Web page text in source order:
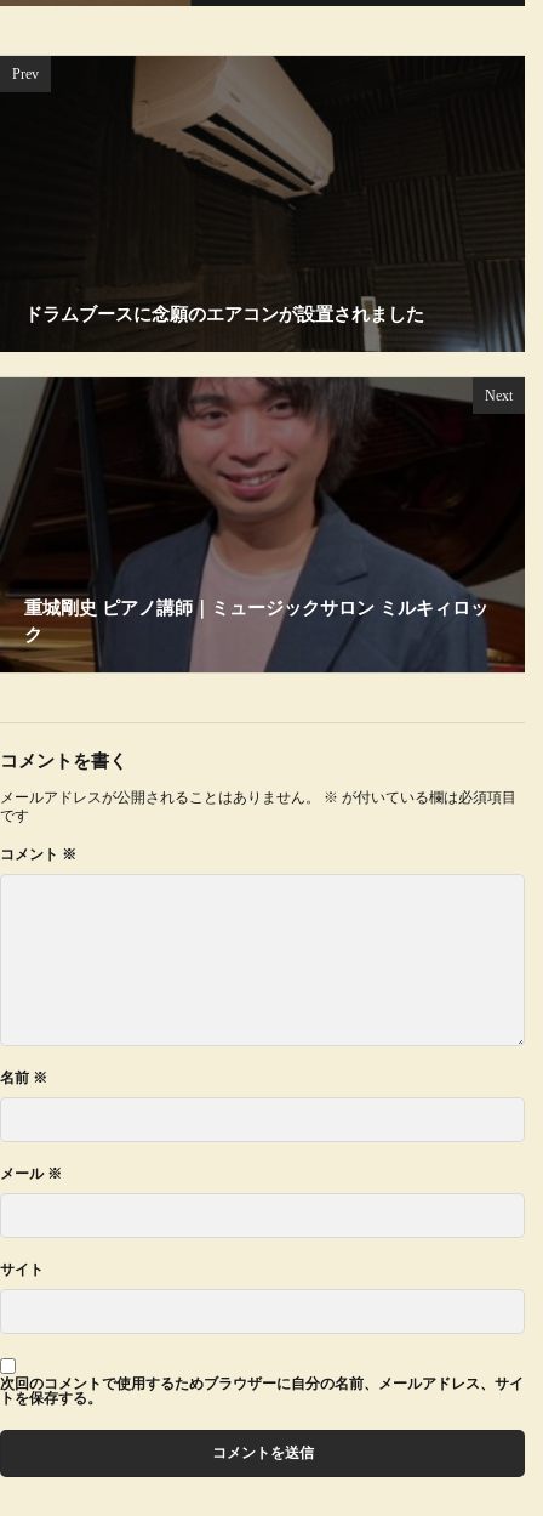
Prev
ドラムブースに念願のエアコンが設置されました
Next
重城剛史 ピアノ講師｜ミュージックサロン ミルキィロッ
ク
コメントを書く
メールアドレスが公開されることはありません。 ※ が付いている欄は必須項目
です
コメント ※
名前 ※
メール ※
サイト
次回のコメントで使用するためブラウザーに自分の名前、メールアドレス、サイ
トを保存する。